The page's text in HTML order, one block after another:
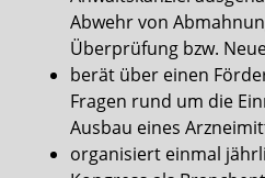
Abwehr von
Überprüfung bzw.
berät über einen
Fragen rund um die
Ausbau eines
organisiert einmal